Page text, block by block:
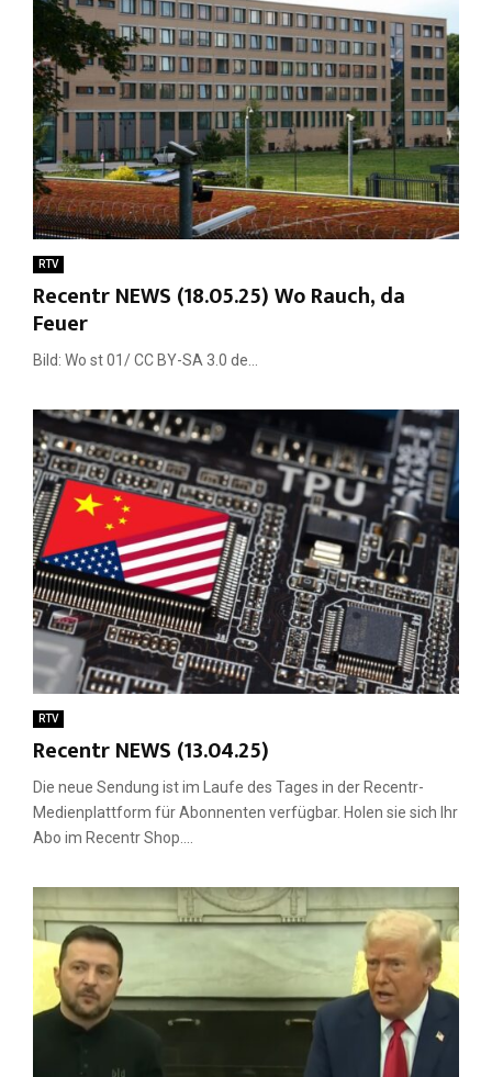
RTV
Recentr NEWS (18.05.25) Wo Rauch, da
Feuer
Bild: Wo st 01/ CC BY-SA 3.0 de...
RTV
Recentr NEWS (13.04.25)
Die neue Sendung ist im Laufe des Tages in der Recentr-
Medienplattform für Abonnenten verfügbar. Holen sie sich Ihr
Abo im Recentr Shop....